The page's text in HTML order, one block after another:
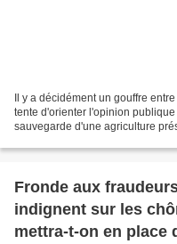
Il y a décidément un gouffre
tente d'orienter l'opinion
sauvegarde d'une agriculture
Fronde aux
indignent sur les
mettra-t-on en place